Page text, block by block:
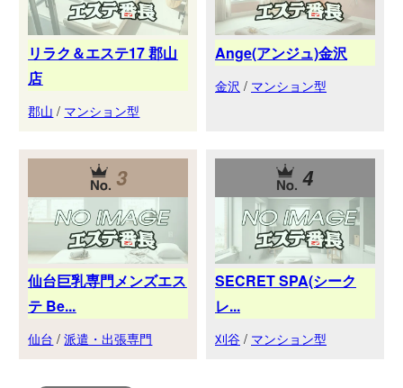
リラク＆エステ17 郡山
店
郡山 / マンション型
Ange(アンジュ)金沢
金沢 / マンション型
3
仙台巨乳専門メンズエス
テ Be...
仙台 /派遣・出張専門
4
SECRET SPA(シーク
レ...
刈谷 / マンション型